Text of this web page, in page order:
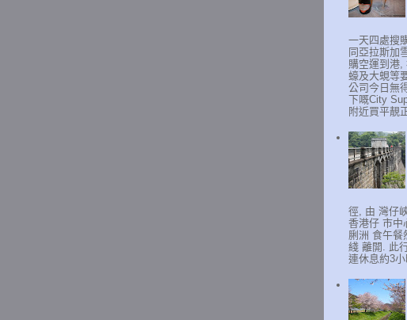
一天四處搜
同亞拉斯加
購空運到港,
蠔及大蜆等
公司今日無
下嘅City
附近買平靚
徑, 由 灣仔
香港仔 市中
脷洲 食午餐
綫 離開. 此
連休息約3小